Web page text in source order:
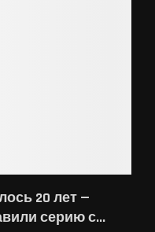
20 лет —
серию с...